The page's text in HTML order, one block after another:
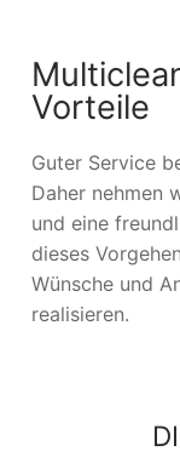
Vorteile
Guter Service
Daher nehmen
und eine
dieses
Wünsche und
realisieren.